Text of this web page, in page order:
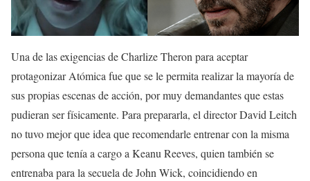
Una de las exigencias de Charlize Theron para aceptar
protagonizar Atómica fue que se le permita realizar la mayoría de
sus propias escenas de acción, por muy demandantes que estas
pudieran ser físicamente. Para prepararla, el director David Leitch
no tuvo mejor que idea que recomendarle entrenar con la misma
persona que tenía a cargo a Keanu Reeves, quien también se
entrenaba para la secuela de John Wick, coincidiendo en